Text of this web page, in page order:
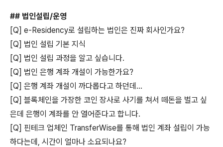
## 법인설립/운영
[Q] e-Residency로 설립하는 법인은 진짜 회사인가요?
[Q] 법인 설립 기본 지식
[Q] 법인 설립 과정을 알고 싶습니다.
[Q] 법인 은행 계좌 개설이 가능한가요?
[Q] 은행 계좌 개설이 까다롭다고 하던데...
[Q] 블록체인을 가장한 코인 장사로 사기를 쳐서 떼돈을 벌고 싶
은데 은행이 계좌를 안 열어준다고 합니다.
[Q] 핀테크 업체인 TransferWise를 통해 법인 계좌 설립이 가능
하다는데, 시간이 얼마나 소요되나요?